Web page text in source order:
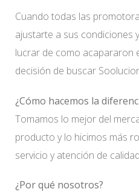
Cuando todas las
ajustarte a sus condiciones
lucrar de como acapararon
decisión de buscar
¿Cómo hacemos la
Tomamos lo mejor del
producto y lo hicimos más
servicio y atención de
¿Por qué nosotros?